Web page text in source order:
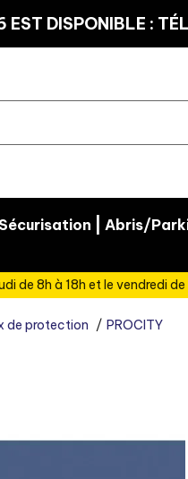
EST DISPONIBLE :
Abris/
de 8h à 18h et le vendredi
de protection PROCITY